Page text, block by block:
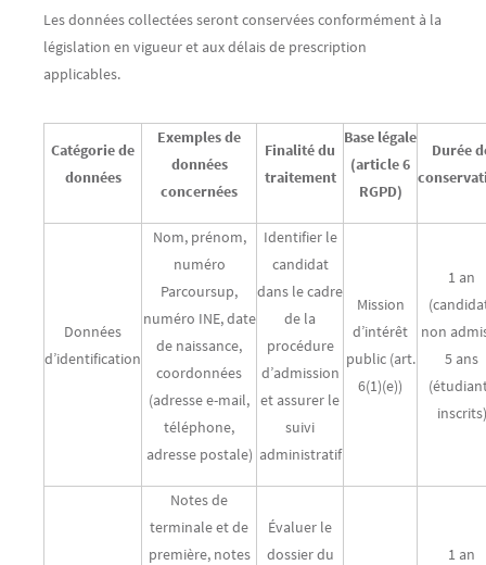
Les données collectées seront conservées conformément à la
législation en vigueur et aux délais de prescription
applicables.
Catégorie de
données
Exemples de
données
concernées
Finalité du
traitement
Base légale
(article 6
RGPD)
Durée
Données
d’identification
Nom, prénom,
numéro
Parcoursup,
numéro INE, date
de naissance,
coordonnées
(adresse e-mail,
téléphone,
adresse postale)
Identifier le
candidat
dans le cadre
de la
procédure
d’admission
et assurer le
suivi
administratif
Mission
d’intérêt
public (art.
6(1)(e))
1 an
non
5 ans
inscrits)
Notes de
terminale et de
première, notes
Évaluer le
dossier du
1 an